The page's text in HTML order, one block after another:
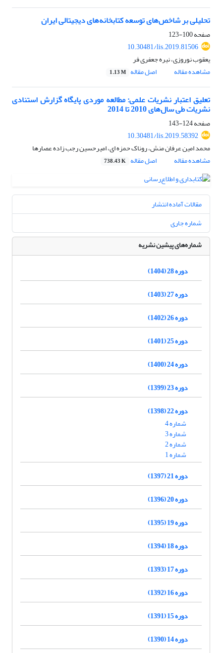
تحلیلی بر شاخص‌های توسعه کتابخانه‌های دیجیتالی ایران
صفحه100-123
10.30481/lis.2019.81506
یعقوب نوروزی، نیره جعفری فر
مشاهده مقاله
اصل مقاله 1.13 M
تعلیق اعتبار نشریات علمی: مطالعه موردی پایگاه گزارش استنادی
نشریات طی سال‌های 2010 تا 2014
صفحه124-143
10.30481/lis.2019.58392
محمد امین عرفان منش، روناک حمزه ای، امیرحسین رجب زاده عصارها
مشاهده مقاله
اصل مقاله 738.43 K
مقالات آماده انتشار
شماره جاری
شماره‌های پیشین نشریه
دوره 28 (1404)
دوره 27 (1403)
دوره 26 (1402)
دوره 25 (1401)
دوره 24 (1400)
دوره 23 (1399)
دوره 22 (1398)
شماره 4
شماره 3
شماره 2
شماره 1
دوره 21 (1397)
دوره 20 (1396)
دوره 19 (1395)
دوره 18 (1394)
دوره 17 (1393)
دوره 16 (1392)
دوره 15 (1391)
دوره 14 (1390)